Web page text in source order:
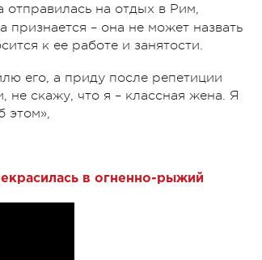
на отдых в Рим,
– она не может назвать
к ее работе и занятости.
его, а приду после репетиции
не скажу, что я – классная жена. Я
этом»,
в огненно-рыжий